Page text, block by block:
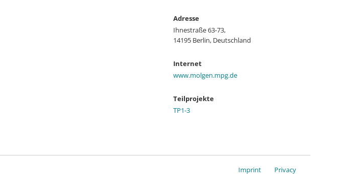
Adresse
Ihnestraße 63-73,
14195 Berlin, Deutschland
Internet
www.molgen.mpg.de
Teilprojekte
TP1-3
Imprint Privacy